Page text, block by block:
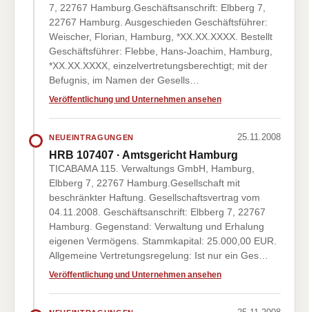
7, 22767 Hamburg.Geschäftsanschrift: Elbberg 7,
22767 Hamburg. Ausgeschieden Geschäftsführer:
Weischer, Florian, Hamburg, *XX.XX.XXXX. Bestellt
Geschäftsführer: Flebbe, Hans-Joachim, Hamburg,
*XX.XX.XXXX, einzelvertretungsberechtigt; mit der
Befugnis, im Namen der Gesells…
Veröffentlichung und Unternehmen ansehen
NEUEINTRAGUNGEN 25.11.2008
HRB 107407 · Amtsgericht Hamburg
TICABAMA 115. Verwaltungs GmbH, Hamburg,
Elbberg 7, 22767 Hamburg.Gesellschaft mit
beschränkter Haftung. Gesellschaftsvertrag vom
04.11.2008. Geschäftsanschrift: Elbberg 7, 22767
Hamburg. Gegenstand: Verwaltung und Erhalung
eigenen Vermögens. Stammkapital: 25.000,00 EUR.
Allgemeine Vertretungsregelung: Ist nur ein Ges…
Veröffentlichung und Unternehmen ansehen